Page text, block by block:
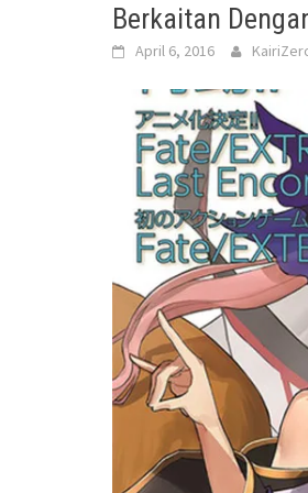
Berkaitan
April 6, 2016